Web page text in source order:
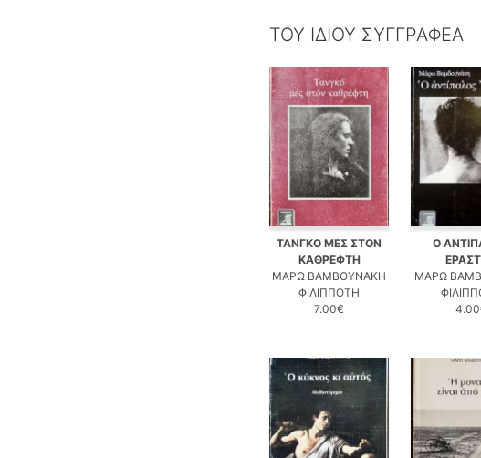
ΤΟΥ ΙΔΙΟΥ ΣΥΓΓΡΑΦΕΑ
ΤΑΝΓΚΟ ΜΕΣ ΣΤΟΝ
ΚΑΘΡΕΦΤΗ
ΜΑΡΩ ΒΑΜΒΟΥΝΑΚΗ
ΦΙΛΙΠΠΟΤΗ
7.00€
Ο
ΜΑΡΩ